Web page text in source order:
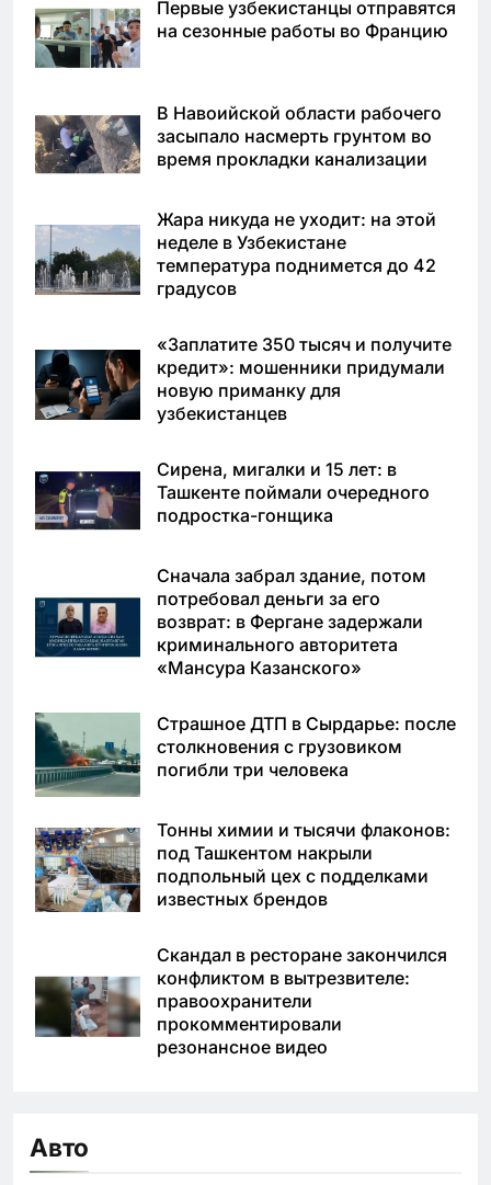
Первые узбекистанцы отправятся
на сезонные работы во Францию
В Навоийской области рабочего
засыпало насмерть грунтом во
время прокладки канализации
Жара никуда не уходит: на этой
неделе в Узбекистане
температура поднимется до 42
градусов
«Заплатите 350 тысяч и получите
кредит»: мошенники придумали
новую приманку для
узбекистанцев
Сирена, мигалки и 15 лет: в
Ташкенте поймали очередного
подростка-гонщика
Сначала забрал здание, потом
потребовал деньги за его
возврат: в Фергане задержали
криминального авторитета
«Мансура Казанского»
Страшное ДТП в Сырдарье: после
столкновения с грузовиком
погибли три человека
Тонны химии и тысячи флаконов:
под Ташкентом накрыли
подпольный цех с подделками
известных брендов
Скандал в ресторане закончился
конфликтом в вытрезвителе:
правоохранители
прокомментировали
резонансное видео
Авто